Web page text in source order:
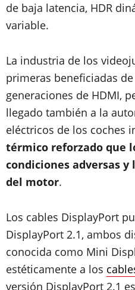
de baja latencia, HDR
variable.
La industria de los
primeras beneficiadas
generaciones de HDMI,
llegado también a la
eléctricos de los coches
térmico reforzado que
condiciones adversas
del motor.
Los cables DisplayPort
DisplayPort 2.1, ambos
conocida como Mini
estéticamente a los
versión DisplayPort 2.1